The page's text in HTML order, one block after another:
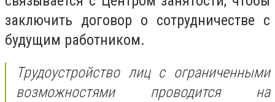
заключить договор о сотрудничестве с
будущим работником.
Трудоустройство лиц с ограниченными
возможностями проводится на